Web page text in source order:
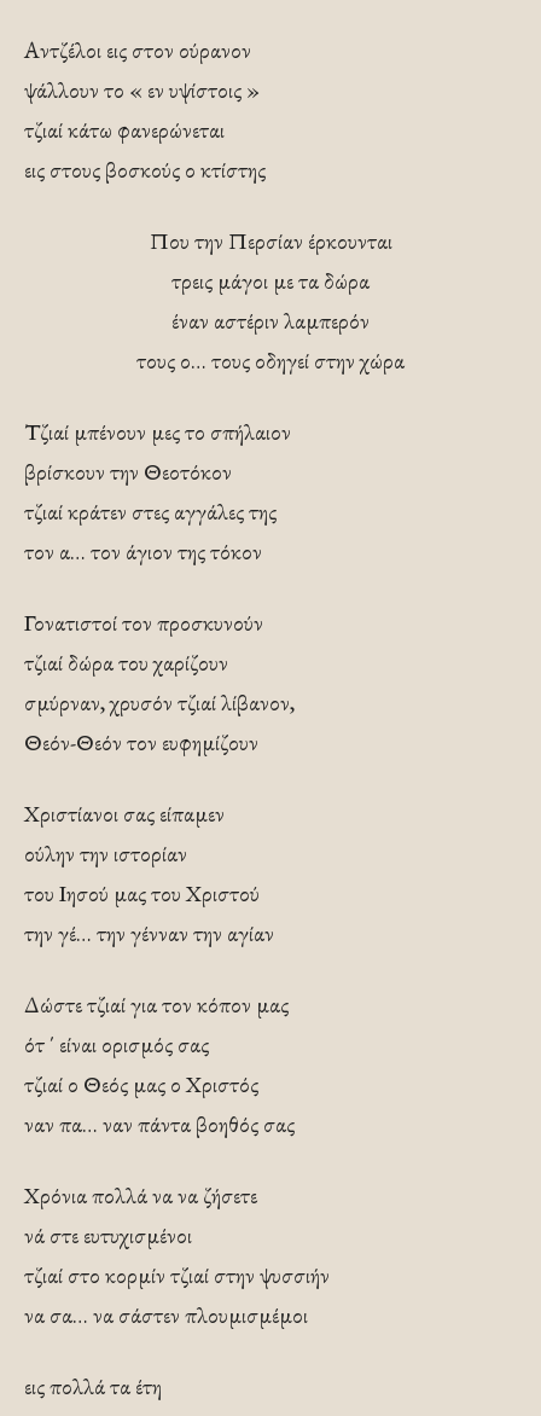
Αντζέλοι εις στον ούρανον
ψάλλουν το « εν υψίστοις »
τζιαί κάτω φανερώνεται
εις στους βοσκούς ο κτίστης
Που την Περσίαν έρκουνται
τρεις μάγοι με τα δώρα
έναν αστέριν λαμπερόν
τους ο… τους οδηγεί στην χώρα
Τζιαί μπένουν μες το σπήλαιον
βρίσκουν την Θεοτόκον
τζιαί κράτεν στες αγγάλες της
τον α… τον άγιον της τόκον
Γονατιστοί τον προσκυνούν
τζιαί δώρα του χαρίζουν
σμύρναν, χρυσόν τζιαί λίβανον,
Θεόν-Θεόν τον ευφημίζουν
Χριστίανοι σας είπαμεν
ούλην την ιστορίαν
του Ιησού μας του Χριστού
την γέ… την γένναν την αγίαν
Δώστε τζιαί για τον κόπον μας
ότ ΄ είναι ορισμός σας
τζιαί ο Θεός μας ο Χριστός
ναν πα… ναν πάντα βοηθός σας
Χρόνια πολλά να να ζήσετε
νά στε ευτυχισμένοι
τζιαί στο κορμίν τζιαί στην ψυσσιήν
να σα… να σάστεν πλουμισμέμοι
εις πολλά τα έτη